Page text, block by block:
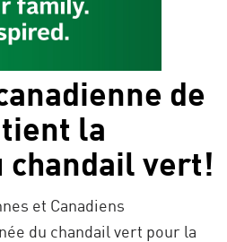
de
la
chandail vert!
et Canadiens
du chandail vert pour la